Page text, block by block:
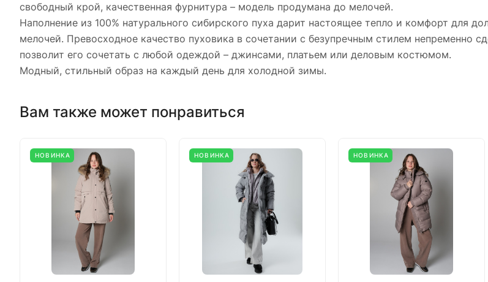
свободный крой, качественная фурнитура – модель продумана до мелочей.
Наполнение из 100% натурального сибирского пуха дарит настоящее тепло и комфорт для
мелочей. Превосходное качество пуховика в сочетании с безупречным стилем непременно
позволит его сочетать с любой одеждой – джинсами, платьем или деловым костюмом.
Модный, стильный образ на каждый день для холодной зимы.
Вам также может понравиться
НОВИНКА НОВИНКА НОВИНКА